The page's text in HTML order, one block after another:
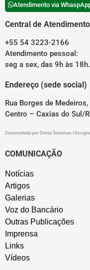
Atendimento via
Central de Atendimento
+55 54 3223-2166
Atendimento pessoal:
seg a sex, das 9h às 18h.
Endereço (sede social)
Rua Borges de
Centro – Caxias do Sul/
Desenvolvido por Direta Sistemas
COMUNICAÇÃO
Notícias
Artigos
Galerias
Voz do Bancário
Outras Publicações
Imprensa
Links
Vídeos